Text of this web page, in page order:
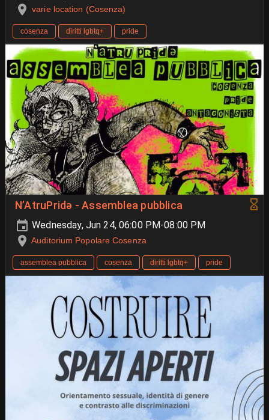
varie location (Cosenza)
cosenza diritti lgbtq+ pride
N’AtruPridə - Assemblea pubblica
Wednesday, Jun 24, 06:00 PM-08:00 PM
Auditorium Popolare Cosenza
assemblea pubblica cosenza diritti lgbtq+ pride